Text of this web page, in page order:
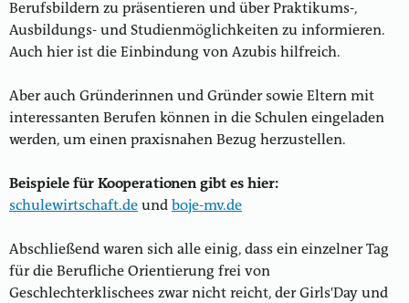
Berufsbildern zu präsentieren und über Praktikums-,
Ausbildungs- und Studienmöglichkeiten zu informieren.
Auch hier ist die Einbindung von Azubis hilfreich.
Aber auch Gründerinnen und Gründer sowie Eltern mit
interessanten Berufen können in die Schulen eingeladen
werden, um einen praxisnahen Bezug herzustellen.
Beispiele für Kooperationen gibt es hier:
schulewirtschaft.de und boje-mv.de
Abschließend waren sich alle einig, dass ein einzelner Tag
für die Berufliche Orientierung frei von
Geschlechterklischees zwar nicht reicht, der Girls'Day und